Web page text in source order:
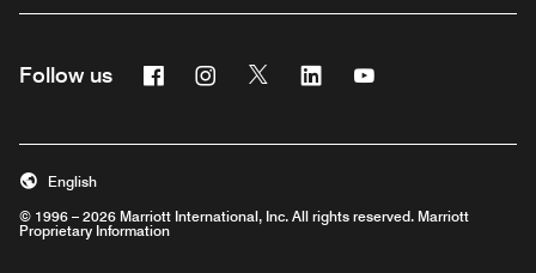
Follow us FacebookInstagram
Twitter Linkedin
© 1996 – 2026 Marriott International, Inc. All rights reserved. Marriott
Proprietary Information
English